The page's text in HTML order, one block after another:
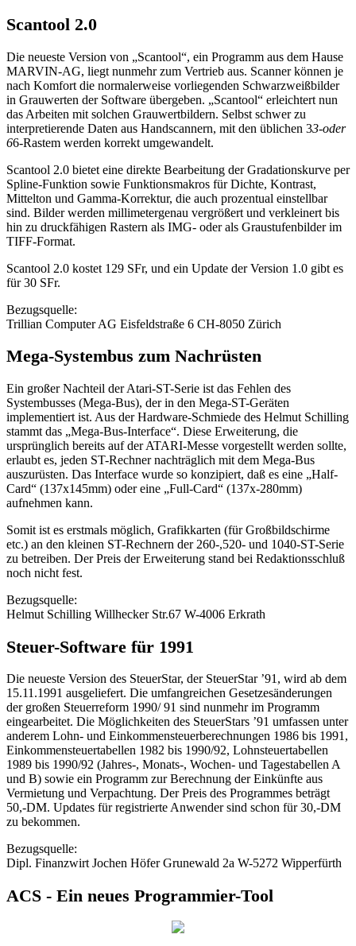
Scantool 2.0
Die neueste Version von „Scantool“, ein Programm aus dem Hause
MARVIN-AG, liegt nunmehr zum Vertrieb aus. Scanner können je
nach Komfort die normalerweise vorliegenden Schwarzweißbilder
in Grauwerten der Software übergeben. „Scantool“ erleichtert nun
das Arbeiten mit solchen Grauwertbildern. Selbst schwer zu
interpretierende Daten aus Handscannern, mit den üblichen 33-oder
66-Rastem werden korrekt umgewandelt.
Scantool 2.0 bietet eine direkte Bearbeitung der Gradationskurve per
Spline-Funktion sowie Funktionsmakros für Dichte, Kontrast,
Mittelton und Gamma-Korrektur, die auch prozentual einstellbar
sind. Bilder werden millimetergenau vergrößert und verkleinert bis
hin zu druckfähigen Rastern als IMG- oder als Graustufenbilder im
TIFF-Format.
Scantool 2.0 kostet 129 SFr, und ein Update der Version 1.0 gibt es
für 30 SFr.
Bezugsquelle:
Trillian Computer AG Eisfeldstraße 6 CH-8050 Zürich
Mega-Systembus zum Nachrüsten
Ein großer Nachteil der Atari-ST-Serie ist das Fehlen des
Systembusses (Mega-Bus), der in den Mega-ST-Geräten
implementiert ist. Aus der Hardware-Schmiede des Helmut Schilling
stammt das „Mega-Bus-Interface“. Diese Erweiterung, die
ursprünglich bereits auf der ATARI-Messe vorgestellt werden sollte,
erlaubt es, jeden ST-Rechner nachträglich mit dem Mega-Bus
auszurüsten. Das Interface wurde so konzipiert, daß es eine „Half-
Card“ (137x145mm) oder eine „Full-Card“ (137x-280mm)
aufnehmen kann.
Somit ist es erstmals möglich, Grafikkarten (für Großbildschirme
etc.) an den kleinen ST-Rechnern der 260-,520- und 1040-ST-Serie
zu betreiben. Der Preis der Erweiterung stand bei Redaktionsschluß
noch nicht fest.
Bezugsquelle:
Helmut Schilling Willhecker Str.67 W-4006 Erkrath
Steuer-Software für 1991
Die neueste Version des SteuerStar, der SteuerStar ’91, wird ab dem
15.11.1991 ausgeliefert. Die umfangreichen Gesetzesänderungen
der großen Steuerreform 1990/ 91 sind nunmehr im Programm
eingearbeitet. Die Möglichkeiten des SteuerStars ’91 umfassen unter
anderem Lohn- und Einkommensteuerberechnungen 1986 bis 1991,
Einkommensteuertabellen 1982 bis 1990/92, Lohnsteuertabellen
1989 bis 1990/92 (Jahres-, Monats-, Wochen- und Tagestabellen A
und B) sowie ein Programm zur Berechnung der Einkünfte aus
Vermietung und Verpachtung. Der Preis des Programmes beträgt
50,-DM. Updates für registrierte Anwender sind schon für 30,-DM
zu bekommen.
Bezugsquelle:
Dipl. Finanzwirt Jochen Höfer Grunewald 2a W-5272 Wipperfürth
ACS - Ein neues Programmier-Tool